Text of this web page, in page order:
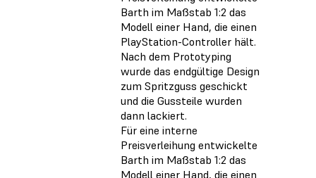
Für eine interne
Preisverleihung entwickelte
Barth im Maßstab 1:2 das
Modell einer Hand, die einen